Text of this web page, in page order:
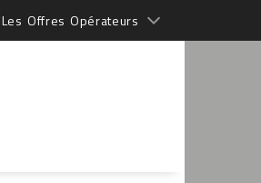
Les Offres Opérateurs